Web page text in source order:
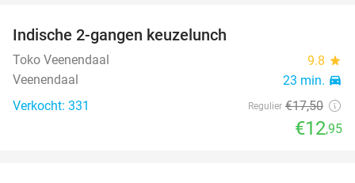
Indische 2-gangen keuzelunch
Toko Veenendaal 9.8 star
Veenendaal 23 min. directions_car
Verkocht: 331 Regulier €17,50
€12,95